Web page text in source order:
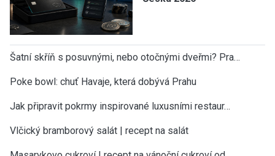
Šatní skříň s posuvnými, nebo otočnými dveřmi? Pra…
Poke bowl: chuť Havaje, která dobývá Prahu
Jak připravit pokrmy inspirované luxusními restaur…
Vlčický bramborový salát | recept na salát